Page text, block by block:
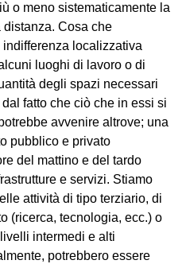
o meno sistematicamente la
distanza. Cosa che
localizzativa
luoghi di lavoro o di
degli spazi necessari
fatto che ciò che in essi si
avvenire altrove; una
pubblico e privato
del mattino e del tardo
e servizi. Stiamo
attività di tipo terziario, di
(ricerca, tecnologia, ecc.) o
intermedi e alti
potrebbero essere